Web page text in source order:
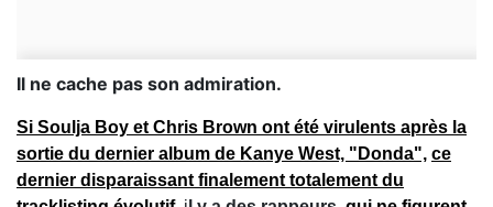
Il ne cache pas son admiration.
Si Soulja Boy et Chris Brown ont été virulents après la
sortie du dernier album de Kanye West, "Donda", ce
dernier disparaissant finalement totalement du